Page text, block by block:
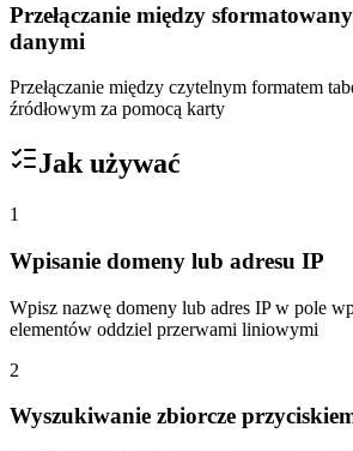
Przełączanie między
danymi
Przełączanie między czytelnym formatem
źródłowym za pomocą karty
Jak używać
1
Wpisanie domeny lub adresu IP
Wpisz nazwę domeny lub adres IP w pole
elementów oddziel przerwami liniowymi
2
Wyszukiwanie zbiorcze